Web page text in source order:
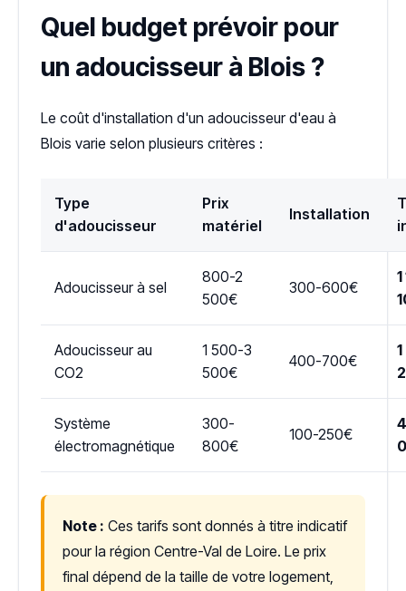
Quel budget prévoir pour
un adoucisseur à Blois ?
Le coût d'installation d'un adoucisseur d'eau à
Blois varie selon plusieurs critères :
Type
d'adoucisseur
Prix
matériel
Installation
Adoucisseur à sel
800-2
500€
300-600€
Adoucisseur au
CO2
1 500-3
500€
400-700€
Système
électromagnétique
300-
800€
100-250€
Note : Ces tarifs sont donnés à titre indicatif
pour la région Centre-Val de Loire. Le prix
final dépend de la taille de votre logement,